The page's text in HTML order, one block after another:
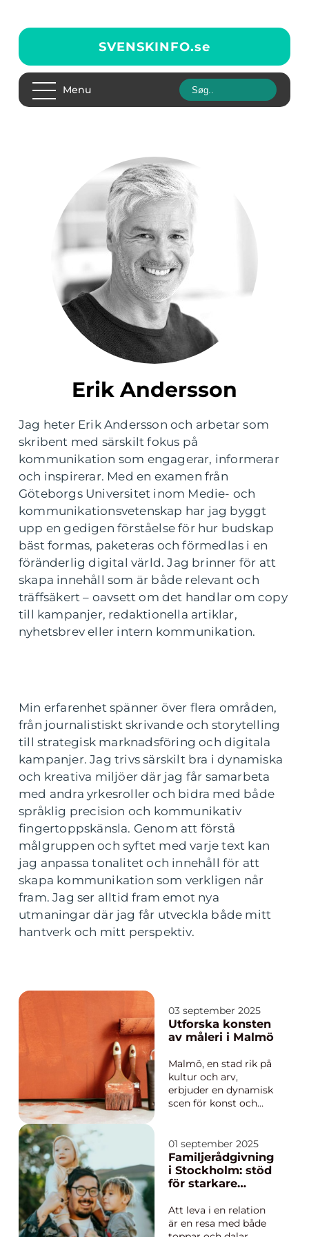
SVENSKINFO.se
Menu
Erik Andersson
Jag heter Erik Andersson och arbetar som
skribent med särskilt fokus på
kommunikation som engagerar, informerar
och inspirerar. Med en examen från
Göteborgs Universitet inom Medie- och
kommunikationsvetenskap har jag byggt
upp en gedigen förståelse för hur budskap
bäst formas, paketeras och förmedlas i en
föränderlig digital värld. Jag brinner för att
skapa innehåll som är både relevant och
träffsäkert – oavsett om det handlar om copy
till kampanjer, redaktionella artiklar,
nyhetsbrev eller intern kommunikation.
Min erfarenhet spänner över flera områden,
från journalistiskt skrivande och storytelling
till strategisk marknadsföring och digitala
kampanjer. Jag trivs särskilt bra i dynamiska
och kreativa miljöer där jag får samarbeta
med andra yrkesroller och bidra med både
språklig precision och kommunikativ
fingertoppskänsla. Genom att förstå
målgruppen och syftet med varje text kan
jag anpassa tonalitet och innehåll för att
skapa kommunikation som verkligen når
fram. Jag ser alltid fram emot nya
utmaningar där jag får utveckla både mitt
hantverk och mitt perspektiv.
03 september 2025
Utforska konsten
av måleri i Malmö
Malmö, en stad rik på
kultur och arv,
erbjuder en dynamisk
scen för konst och
och företag
möjligheter att
utforska det estetiska
uttrycket genom olika
01 september 2025
Familjerådgivning
i Stockholm: stöd
för starkare
Att leva i en relation
är en resa med både